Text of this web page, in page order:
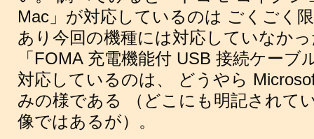
Mac」が対応しているのは ごくごく
あり今回の機種には対応していなか
「FOMA 充電機能付 USB 接続ケー
対応しているのは、 どうやら
みの様である （どこにも明記されて
像ではあるが）。